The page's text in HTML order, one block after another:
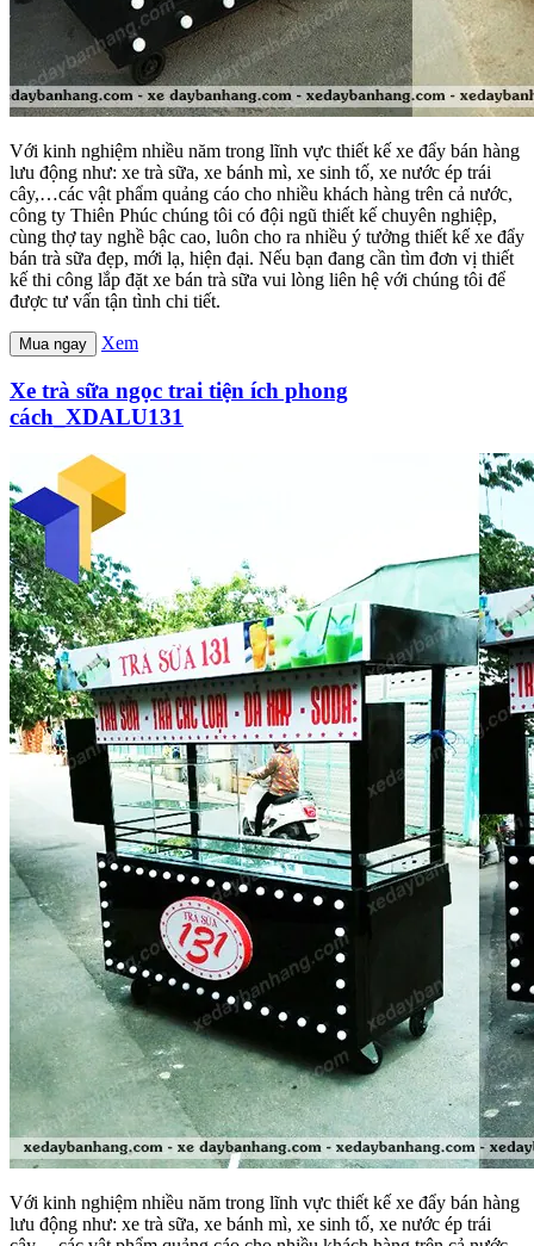
Với kinh nghiệm nhiều năm trong lĩnh vực thiết kế xe đẩy bán hàng
lưu động như: xe trà sữa, xe bánh mì, xe sinh tố, xe nước ép trái
cây,…các vật phẩm quảng cáo cho nhiều khách hàng trên cả nước,
công ty Thiên Phúc chúng tôi có đội ngũ thiết kế chuyên nghiệp,
cùng thợ tay nghề bậc cao, luôn cho ra nhiều ý tưởng thiết kế xe đẩy
bán trà sữa đẹp, mới lạ, hiện đại. Nếu bạn đang cần tìm đơn vị thiết
kế thi công lắp đặt xe bán trà sữa vui lòng liên hệ với chúng tôi để
được tư vấn tận tình chi tiết.
Mua ngay Xem
Xe trà sữa ngọc trai tiện ích phong
cách_XDALU131
Với kinh nghiệm nhiều năm trong lĩnh vực thiết kế xe đẩy bán hàng
lưu động như: xe trà sữa, xe bánh mì, xe sinh tố, xe nước ép trái